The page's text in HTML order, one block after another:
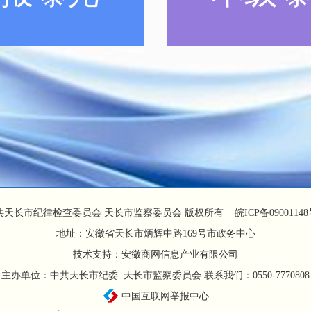
天长市纪律检查委员会 天长市监察委员会 版权所有 皖ICP备09001148
地址：安徽省天长市炳辉中路169号市政务中心
技术支持：安徽商网信息产业有限公司
主办单位：中共天长市纪委 天长市监察委员会 联系我们：0550-7770808
中国互联网举报中心